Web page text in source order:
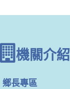
機關介紹
鄉長專區